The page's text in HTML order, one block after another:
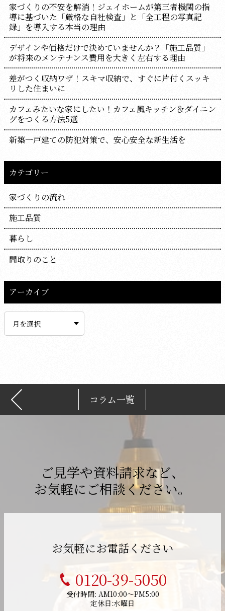
家づくりの不安を解消！ジェイホームが第三者機関の指
導に基づいた「厳格な自社検査」と「全工程の写真記
録」を導入する本当の理由
デザインや価格だけで決めていませんか？「施工品質」
が将来のメンテナンス費用を大きく左右する理由
差がつく収納ワザ！スキマ収納で、すぐに片付くスッキ
リした住まいに
カフェみたいな家にしたい！カフェ風キッチン＆ダイニン
グをつくる方法5選
新築一戸建ての防犯対策で、安心安全な新生活を
カテゴリー
家づくりの流れ
施工品質
暮らし
間取りのこと
アーカイブ
イ
コラム一覧
ご見学や資料請求など、
お気軽にご相談ください。
お気軽にお電話ください
0120-39-5050
受付時間: AM10:00～PM5:00
定休日:水曜日